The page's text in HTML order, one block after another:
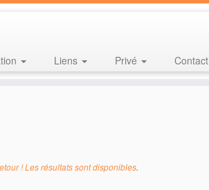
Liens Privé Contact
! Les résultats sont disponibles.